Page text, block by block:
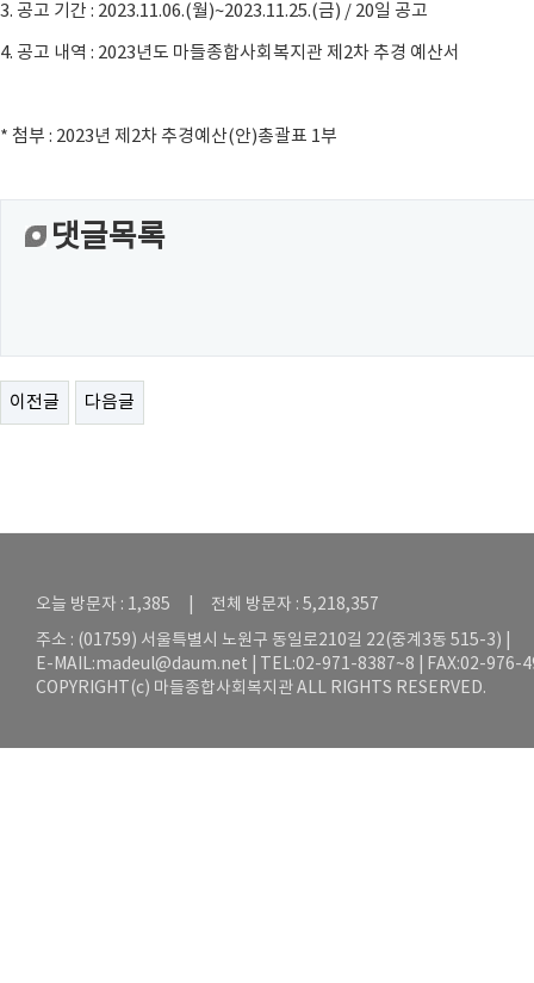
3. 공고 기간 : 2023.11.06.(월)~2023.11.25.(금) / 20일 공고
4. 공고 내역 : 2023년도 마들종합사회복지관 제2차 추경 예산서
* 첨부 : 2023년 제2차 추경예산(안)총괄표 1부
댓글목록
이전글 다음글
오늘 방문자 : 1,385 | 전체 방문자 : 5,218,357
주소 : (01759) 서울특별시 노원구 동일로210길 22(중계3동 515-3) |
E-MAIL:madeul@daum.net | TEL:02-971-8387~8 | FAX:02-976-
COPYRIGHT(c) 마들종합사회복지관 ALL RIGHTS RESERVED.